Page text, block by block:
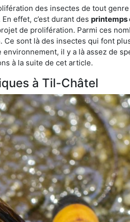
des insectes de tout
effet, c’est durant des printemps
de prolifération. Parmi ces
sont là des insectes qui font
il y a là assez de
à la suite de cet article.
à Til-Châtel